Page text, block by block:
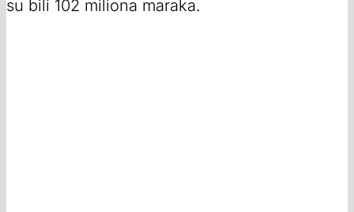
su bili 102 miliona maraka.